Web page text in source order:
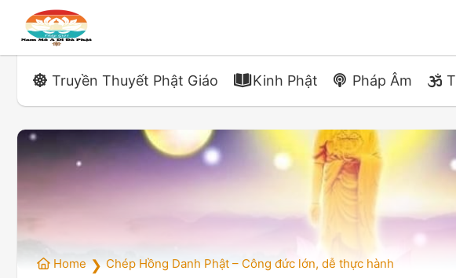
Truyền Thuyết Phật Giáo Kinh Phật Pháp Âm
Home ❯ Chép Hồng Danh Phật – Công đức lớn, dễ thực hành